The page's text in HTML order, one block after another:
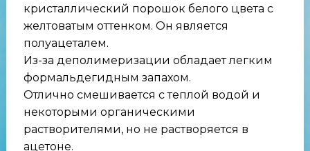
кристаллический порошок белого цвета с
желтоватым оттенком. Он является
полуацеталем.
Из-за деполимеризации обладает легким
формальдегидным запахом.
Отлично смешивается с теплой водой и
некоторыми органическими
растворителями, но не растворяется в
ацетоне.